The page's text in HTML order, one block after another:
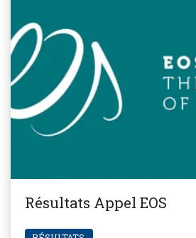
Résultats Appel EOS